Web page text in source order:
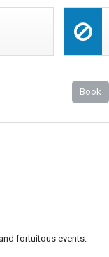
Book
fortuitous events.